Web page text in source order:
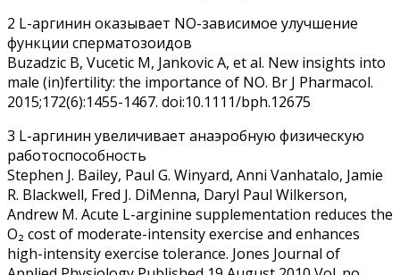
2 L-аргинин оказывает NO-зависимое улучшение
функции сперматозоидов
Buzadzic B, Vucetic M, Jankovic A, et al. New insights into
male (in)fertility: the importance of NO. Br J Pharmacol.
2015;172(6):1455-1467. doi:10.1111/bph.12675
3 L-аргинин увеличивает анаэробную физическую
работоспособность
Stephen J. Bailey, Paul G. Winyard, Anni Vanhatalo, Jamie
R. Blackwell, Fred J. DiMenna, Daryl Paul Wilkerson,
Andrew M. Acute L-arginine supplementation reduces the
O₂ cost of moderate-intensity exercise and enhances
high-intensity exercise tolerance. Jones Journal of